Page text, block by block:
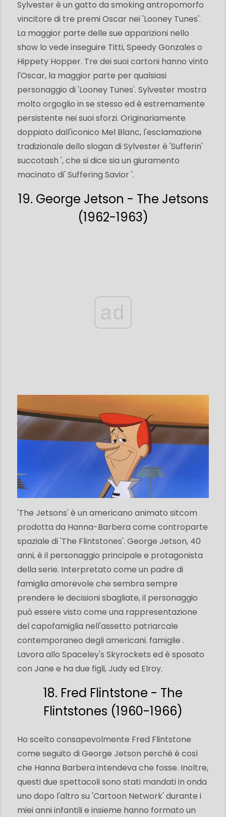
Sylvester è un gatto da smoking antropomorfo
vincitore di tre premi Oscar nei 'Looney Tunes'.
La maggior parte delle sue apparizioni nello
show lo vede inseguire Titti, Speedy Gonzales o
Hippety Hopper. Tre dei suoi cartoni hanno vinto
l'Oscar, la maggior parte per qualsiasi
personaggio di 'Looney Tunes'. Sylvester mostra
molto orgoglio in se stesso ed è estremamente
persistente nei suoi sforzi. Originariamente
doppiato dall'iconico Mel Blanc, l'esclamazione
tradizionale dello slogan di Sylvester è 'Sufferin'
succotash ', che si dice sia un giuramento
macinato di' Suffering Savior '.
19. George Jetson - The Jetsons
(1962-1963)
ad
'The Jetsons' è un americano animato sitcom
prodotta da Hanna-Barbera come controparte
spaziale di 'The Flintstones'. George Jetson, 40
anni, è il personaggio principale e protagonista
della serie. Interpretato come un padre di
famiglia amorevole che sembra sempre
prendere le decisioni sbagliate, il personaggio
può essere visto come una rappresentazione
del capofamiglia nell'assetto patriarcale
contemporaneo degli americani. famiglie .
Lavora allo Spaceley's Skyrockets ed è sposato
con Jane e ha due figli, Judy ed Elroy.
18. Fred Flintstone - The
Flintstones (1960-1966)
Ho scelto consapevolmente Fred Flintstone
come seguito di George Jetson perché è così
che Hanna Barbera intendeva che fosse. Inoltre,
questi due spettacoli sono stati mandati in onda
uno dopo l'altro su 'Cartoon Network' durante i
miei anni infantili e insieme hanno formato un